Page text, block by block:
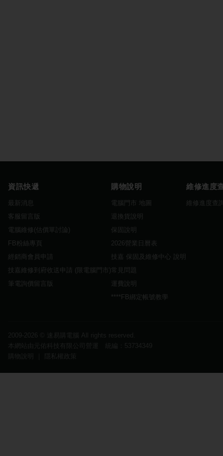
資訊快遞
最新消息
客服留言版
電腦維修(估價單討論)
FB粉絲專頁
經銷商會員申請
技嘉維修到府收送申請 (限電腦門市)
筆電詢價留言版
購物說明
電腦門市 地圖
退換貨說明
保固說明
2026營業日曆表
技嘉 保固及維修中心 說明
常見問題
運費說明
****FB綁定帳號教學
維修進度
維修進度查